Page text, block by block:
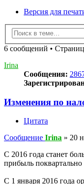
Версия для
6 сообщений •
Irina
Сообщения:
Изменения по
Цитата
Сообщение Irina » 20
С 2016 года станет
прибыль поквартально
С 1 января 2016 года